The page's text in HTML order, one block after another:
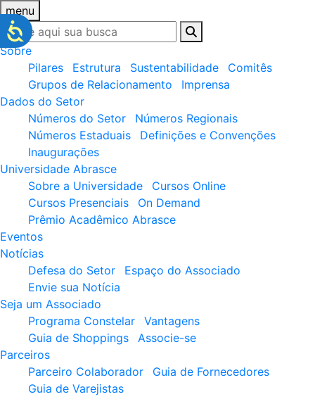
menu
Sobre
Pilares
Estrutura Sustentabilidade
Comitês
Grupos de Relacionamento
Imprensa
Dados do Setor
Números do Setor
Números Regionais
Números Estaduais
Definições e Convenções
Inaugurações
Universidade Abrasce
Sobre a Universidade
Cursos Online
Cursos Presenciais
On Demand
Prêmio Acadêmico Abrasce
Eventos
Notícias
Defesa do Setor
Espaço do Associado
Envie sua Notícia
Seja um Associado
Programa Constelar
Vantagens
Guia de Shoppings
Associe-se
Parceiros
Parceiro Colaborador
Guia de Fornecedores
Guia de Varejistas